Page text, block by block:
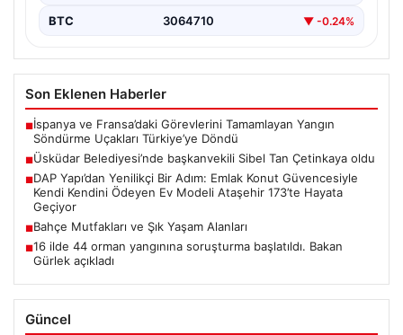
BTC 3064710 ▼ -0.24%
Son Eklenen Haberler
■İspanya ve Fransa’daki Görevlerini Tamamlayan Yangın
Söndürme Uçakları Türkiye’ye Döndü
■Üsküdar Belediyesi’nde başkanvekili Sibel Tan Çetinkaya oldu
■DAP Yapı’dan Yenilikçi Bir Adım: Emlak Konut Güvencesiyle
Kendi Kendini Ödeyen Ev Modeli Ataşehir 173’te Hayata
Geçiyor
■Bahçe Mutfakları ve Şık Yaşam Alanları
■16 ilde 44 orman yangınına soruşturma başlatıldı. Bakan
Gürlek açıkladı
Güncel